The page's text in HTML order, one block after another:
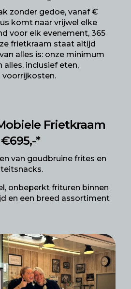
zonder gedoe, vanaf €
komt naar vrijwel elke
voor elk evenement, 365
frietkraam staat altijd
alles is: onze minimum
inclusief eten,
voorrijkosten.
Frietkraam
*
van goudbruine frites en
onbeperkt frituren binnen
en een breed assortiment